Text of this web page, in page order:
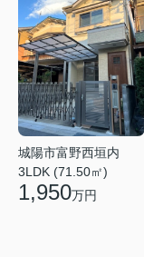
城陽市富野西垣内
3LDK (71.50㎡)
1,950万円